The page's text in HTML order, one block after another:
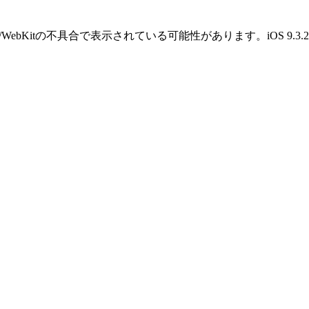
の不具合で表示されている可能性があります。iOS